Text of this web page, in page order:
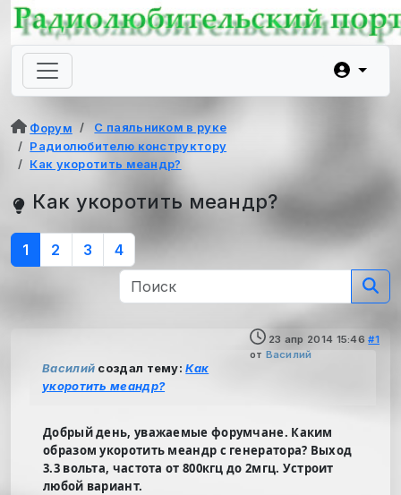
Форум
С паяльником в руке
Радиолюбителю конструктору
Как укоротить меандр?
Как укоротить меандр?
1 2 3 4
23 апр 2014 15:46 #1
от Василий
Василий создал тему:Как
укоротить меандр?
Добрый день, уважаемые форумчане. Каким
образом укоротить меандр с генератора? Выход
3.3 вольта, частота от 800кгц до 2мгц. Устроит
любой вариант.